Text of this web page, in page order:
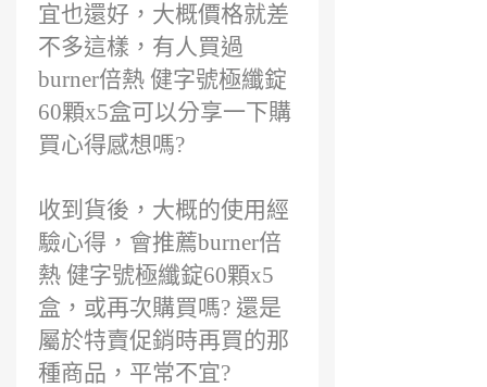
宜也還好，大概價格就差
不多這樣，有人買過
burner倍熱 健字號極纖錠
60顆x5盒可以分享一下購
買心得感想嗎?
收到貨後，大概的使用經
驗心得，會推薦burner倍
熱 健字號極纖錠60顆x5
盒，或再次購買嗎? 還是
屬於特賣促銷時再買的那
種商品，平常不宜?